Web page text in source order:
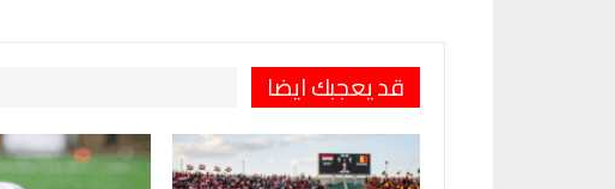
قد يعجبك ايضا